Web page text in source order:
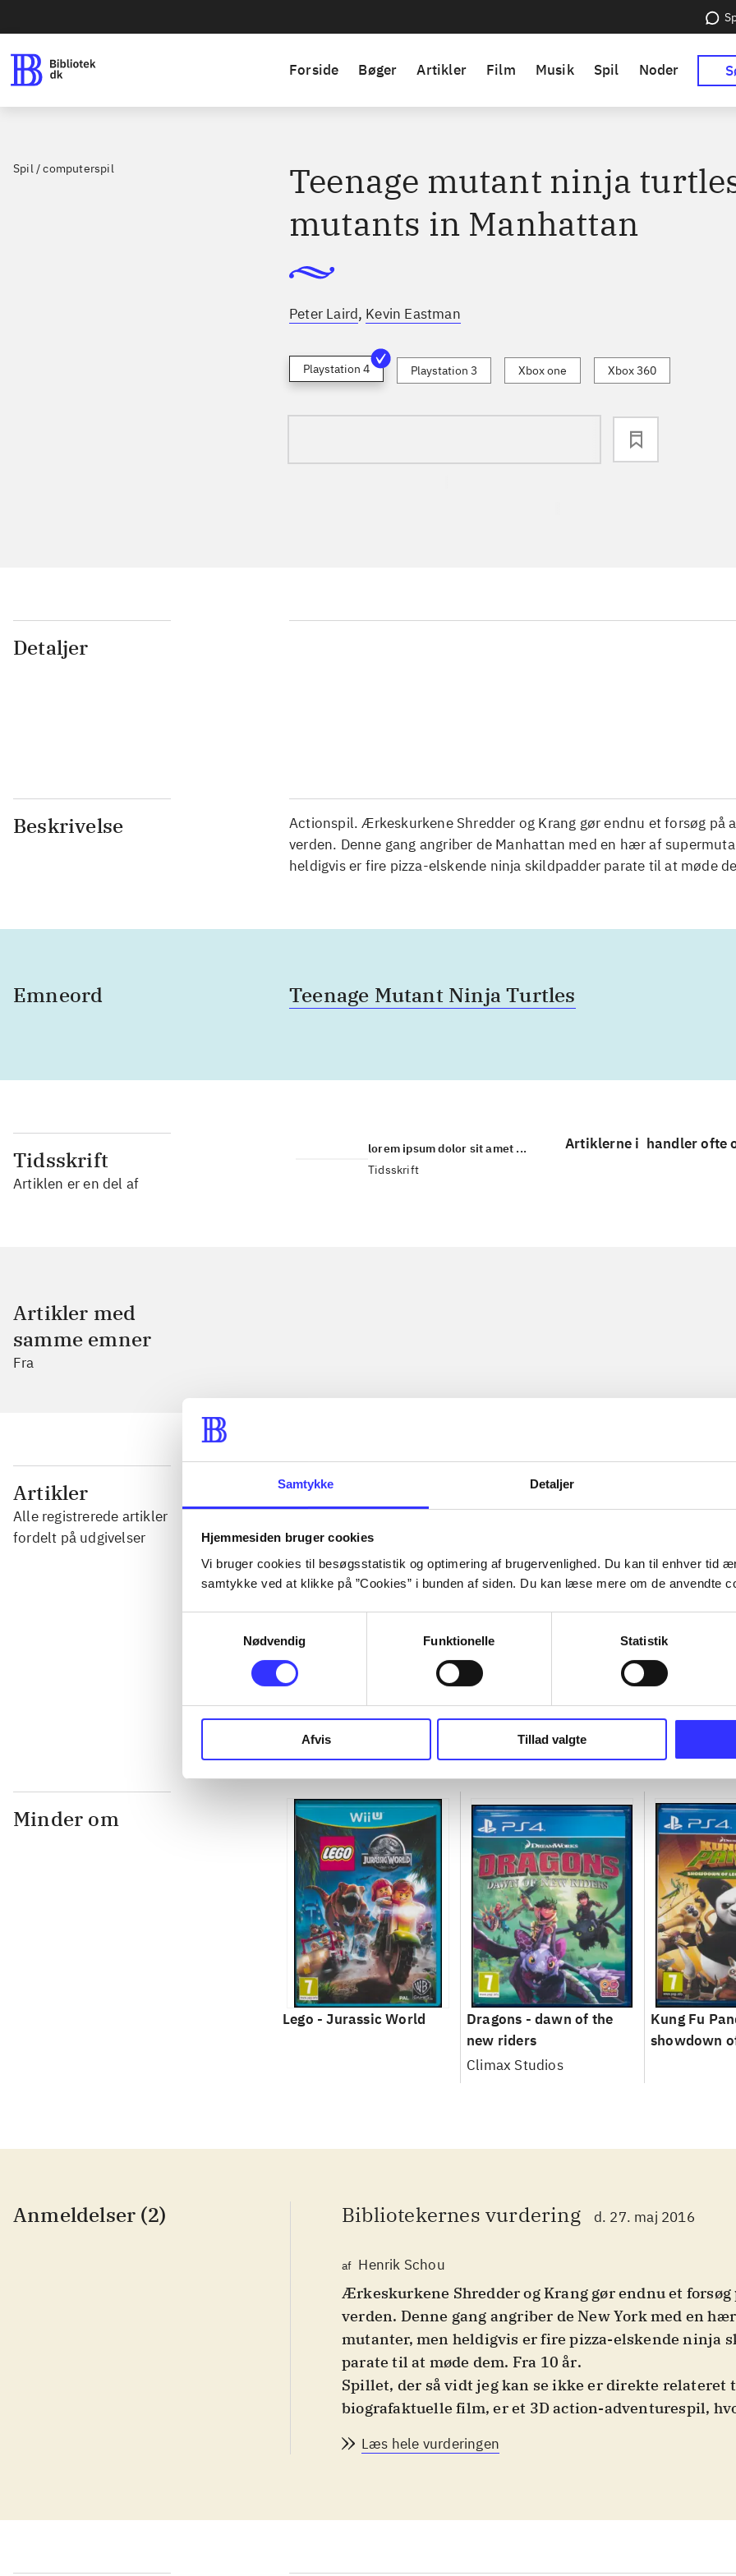
Samtykke Detaljer
Hjemmesiden bruger cookies
Vi bruger cookies til besøgsstatistik og optimering af brugervenlighed. Du kan til enhver tid
samtykke ved at klikke på ”Cookies” i bunden af siden. Du kan læse mere om de anvendte
Nødvendig
Funktionelle Statistik
Afvis Tillad valgte
Forside Bøger Artikler Film Musik Spil Noder
Spil / computerspil
Teenage mutant ninja
mutants in Manhattan
Peter Laird, Kevin Eastman
Playstation 4 Playstation 3 Xbox one Xbox 360
Detaljer
Beskrivelse
Actionspil. Ærkeskurkene Shredder og Krang gør endnu et forsøg på
verden. Denne gang angriber de Manhattan med en hær af
heldigvis er fire pizza-elskende ninja skildpadder parate til at møde
Emneord Teenage Mutant Ninja Turtles
Tidsskrift
Artiklen er en del af
lorem ipsum dolor sit amet ...
Tidsskrift
Artiklerne i handler ofte
Artikler med
samme emner
Fra
Artikler
Alle registrerede artikler
fordelt på udgivelser
...
...
...
...
Minder om
Lego - Jurassic World
Dragons - dawn of the
new riders
Climax Studios
Kung Fu
showdown
Anmeldelser (2) Bibliotekernes vurdering d. 27. maj 2016
af Henrik Schou
Ærkeskurkene Shredder og Krang gør endnu et forsøg
verden. Denne gang angriber de New York med en
mutanter, men heldigvis er fire pizza-elskende ninja
parate til at møde dem. Fra 10 år.
Spillet, der så vidt jeg kan se ikke er direkte relateret
biografaktuelle film, er et 3D action-adventurespil,
massevis skal have bank og ni forskellige bosses
ellers er forbløffende ens. Spillets grafik er cel-
Til trods for at der er 4 ninja padder at vælge mellem,
Læs hele vurderingen